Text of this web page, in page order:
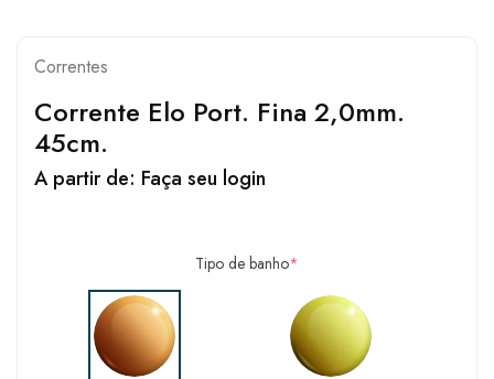
Correntes
Corrente Elo Port. Fina 2,0mm.
45cm.
A partir de: Faça seu login
Tipo de banho*